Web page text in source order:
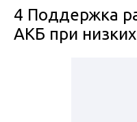
4 Поддержка
АКБ при